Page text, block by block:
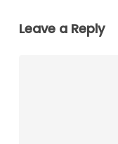
Leave a Reply